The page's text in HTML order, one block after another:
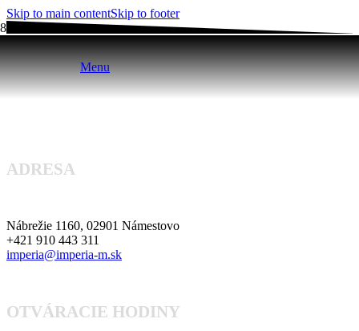
Skip to main contentSkip to footer
Menu
ADRESA
Nábrežie 1160, 02901 Námestovo
+421 910 443 311
imperia@imperia-m.sk
OTVÁRACIE HODINY